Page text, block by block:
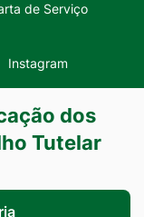
de Serviço
Instagram
dos
Tutelar